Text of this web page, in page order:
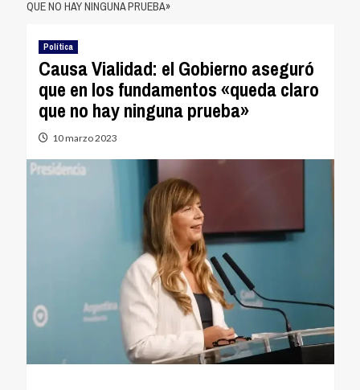
QUE NO HAY NINGUNA PRUEBA»
Política
Causa Vialidad: el Gobierno aseguró
que en los fundamentos «queda claro
que no hay ninguna prueba»
10 marzo 2023